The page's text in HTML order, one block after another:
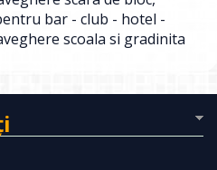
bar - club - hotel -
scoala si gradinita